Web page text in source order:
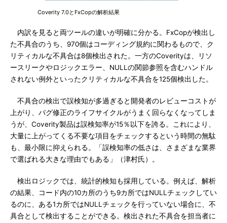
Coverity 7.0とFxCopの解析結果
内訳を見ると両ツールの違いが明確に分かる。FxCopが検出し
た不具合のうち、970個はコーディング規約に関わるもので、ク
リティカルな不具合は8個検出された。一方のCoverityは、リソ
ースリークやロジックエラー、NULLの関節参照を含むハンドル
されない例外といったクリティカルな不具合を125個検出した。
不具合の検出で誤検知が多過ぎると開発者のレビューコストが
上がり、バグ修正のライフサイクルがうまく回らなくなってしま
うが、Coverity製品は誤検知率が15％以下を誇る。これにより、
大量に上がってくる不要な項目をチェックするという時間の無駄
も、最小限に抑えられる。「誤検知率の低さは、さまざまな業界
で選ばれる大きな理由でもある」（津村氏）。
検出ロジックでは、統計的検知も採用している。例えば、解析
の結果、コード内の10カ所のうち9カ所ではNULLチェックしてい
るのに、ある1カ所ではNULLチェックを行っていない場合に、不
具合として検出することができる。検出された不具合を担当者に